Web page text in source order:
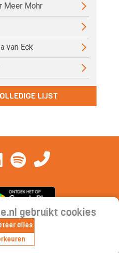
Meer Mohr
van Eck
LIJST
| Privacyverklaring |
gebruikt cookies
alles